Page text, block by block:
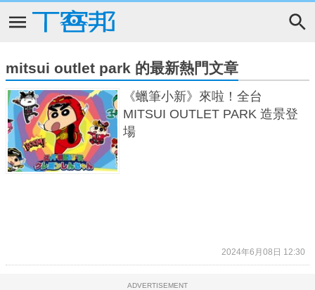
mitsui outlet park 的最新熱門文章
《蠟筆小新》來啦！全台
MITSUI OUTLET PARK 造景登
場
2024年6月08日 12:30
ADVERTISEMENT